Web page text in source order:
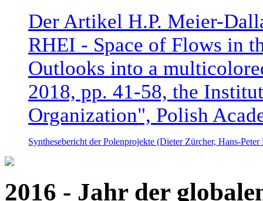
Der Artikel H.P. Meier-
RHEI - Space of Flows in
Outlooks into a
2018, pp. 41-58, the
Organization", Polish
Synthesebericht der Polenprojekte (Dieter Zürcher, Hans-
2016 - Jahr der